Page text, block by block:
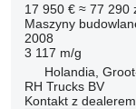
17 950 € ≈ 77 290
Maszyny
2008
3 117 m/g
Holandia,
RH Trucks BV
Kontakt z dealerem